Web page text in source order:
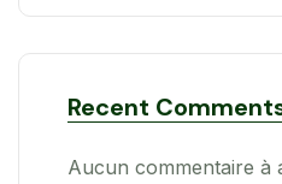
Recent
Aucun commentaire à